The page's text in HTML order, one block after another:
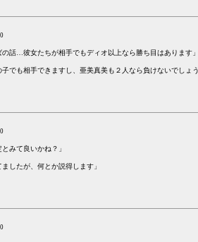
の話…彼女たちが相手でもディオ以上なら勝ち目はあります
でも相手できますし、亜美真美も２人なら負けないでしょ
みて良いかね？」
したが、何とか説得します」